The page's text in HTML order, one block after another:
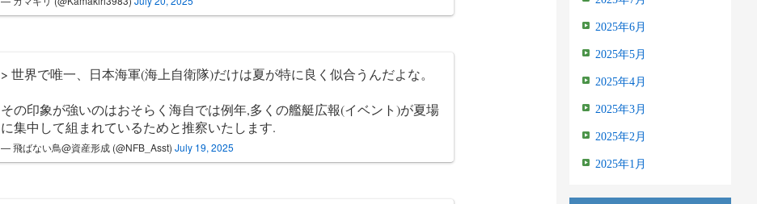
> 世界で唯一、日本海軍(海上自衛隊)だけは夏が特に良く似合うんだよな。
その印象が強いのはおそらく海自では例年,多くの艦艇広報(イベント)が夏場
に集中して組まれているためと推察いたします.
— 飛ばない鳥@資産形成 (@NFB_Asst) July 19, 2025
2025年6月
2025年5月
2025年4月
2025年3月
2025年2月
2025年1月